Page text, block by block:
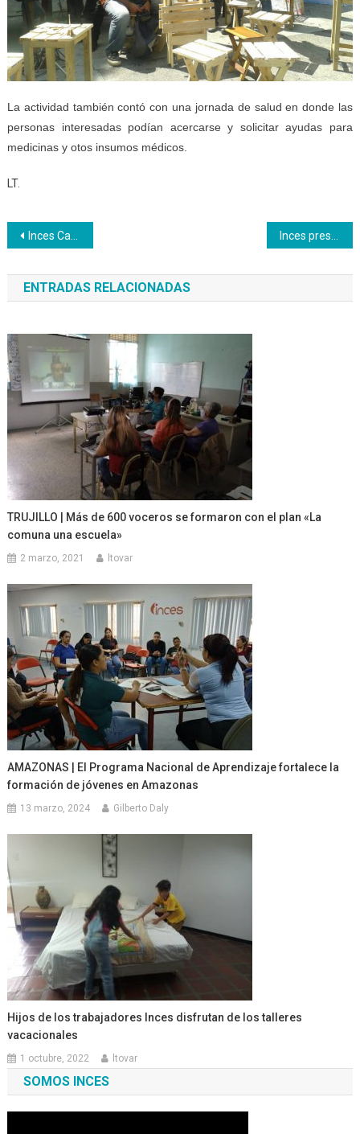
La actividad también contó con una jornada de salud en donde las
personas interesadas podían acercarse y solicitar ayudas para
medicinas y otos insumos médicos.
LT.
Navegación
de
entradas
Inces Caracas realiza cierre de cursos con feria productiva
ENTRADAS RELACIONADAS
TRUJILLO | Más de 600 voceros se formaron con el plan «La
comuna una escuela»
2 marzo, 2021 ltovar
AMAZONAS | El Programa Nacional de Aprendizaje fortalece la
formación de jóvenes en Amazonas
13 marzo, 2024 Gilberto Daly
Hijos de los trabajadores Inces disfrutan de los talleres
vacacionales
1 octubre, 2022 ltovar
SOMOS INCES